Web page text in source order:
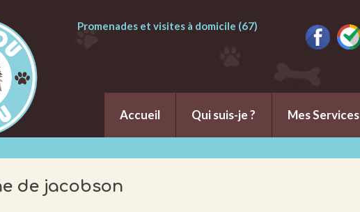
Promenades et visites à domicile (67)
Accueil Qui suis-je ? Mes Services
de jacobson